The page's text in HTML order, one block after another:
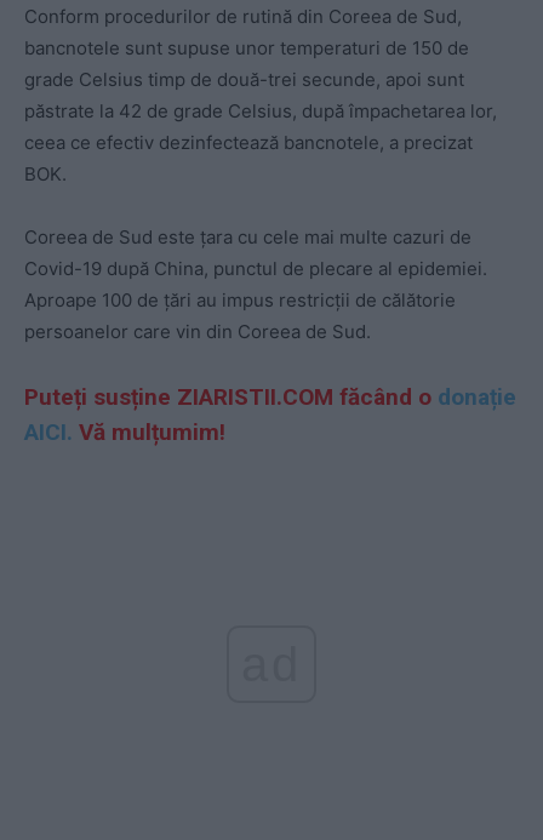
Conform procedurilor de rutină din Coreea de Sud,
bancnotele sunt supuse unor temperaturi de 150 de
grade Celsius timp de două-trei secunde, apoi sunt
păstrate la 42 de grade Celsius, după împachetarea lor,
ceea ce efectiv dezinfectează bancnotele, a precizat
BOK.
Coreea de Sud este ţara cu cele mai multe cazuri de
Covid-19 după China, punctul de plecare al epidemiei.
Aproape 100 de ţări au impus restricţii de călătorie
persoanelor care vin din Coreea de Sud.
Puteți susține ZIARISTII.COM făcând o donație
AICI. Vă mulțumim!